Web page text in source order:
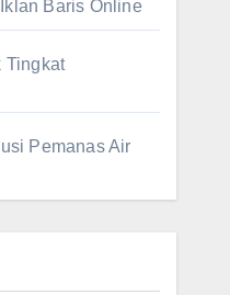
Baris Online
Tingkat
Pemanas Air